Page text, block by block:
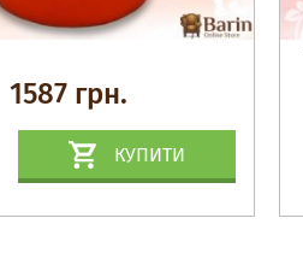
1587 грн.
КУПИТИ